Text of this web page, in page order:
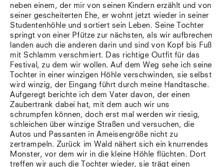
neben einem, der mir von seinen Kindern erzählt und von
seiner gescheiterten Ehe, er wohnt jetzt wieder in seiner
Studentenhöhle und sortiert sein Leben. Seine Tochter
springt von einer Pfütze zur nächsten, als wir aufbrechen
landen auch die anderen darin und sind von Kopf bis Fuß
mit Schlamm verschmiert. Das richtige Outfit für das
Festival, zu dem wir wollen. Auf dem Weg sehe ich seine
Tochter in einer winzigen Höhle verschwinden, sie selbst
wird winzig, der Eingang führt durch meine Handtasche.
Aufgeregt berichte ich dem Vater davon, der einen
Zaubertrank dabei hat, mit dem auch wir uns
schrumpfen können, doch erst mal werden wir riesig,
schleichen über winzige Straßen und versuchen, die
Autos und Passanten in Ameisengröße nicht zu
zertrampeln. Zurück im Wald nähert sich ein knurrendes
Monster, vor dem wir in die kleine Höhle flüchten. Dort
treffen wir auch die Tochter wieder, sie trägt einen